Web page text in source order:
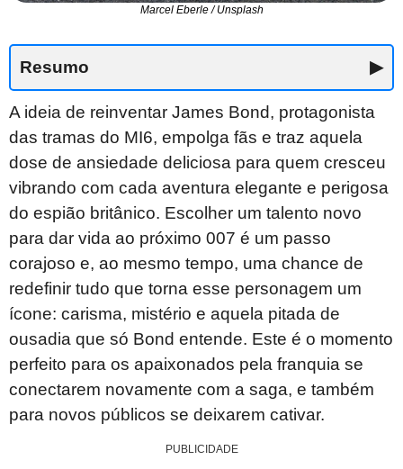
Marcel Eberle / Unsplash
Resumo ▶
A ideia de reinventar James Bond, protagonista
das tramas do MI6, empolga fãs e traz aquela
dose de ansiedade deliciosa para quem cresceu
vibrando com cada aventura elegante e perigosa
do espião britânico. Escolher um talento novo
para dar vida ao próximo 007 é um passo
corajoso e, ao mesmo tempo, uma chance de
redefinir tudo que torna esse personagem um
ícone: carisma, mistério e aquela pitada de
ousadia que só Bond entende. Este é o momento
perfeito para os apaixonados pela franquia se
conectarem novamente com a saga, e também
para novos públicos se deixarem cativar.
PUBLICIDADE